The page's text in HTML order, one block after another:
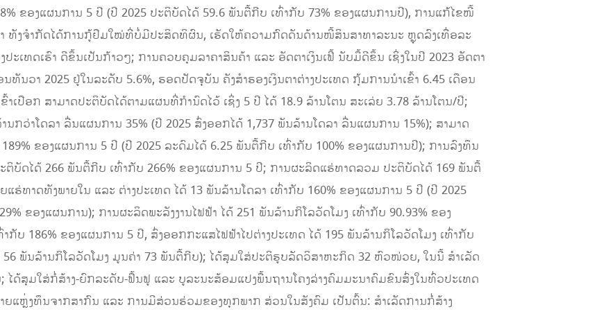
ຂອງແຜນການ 5 ປີ (ປີ 2025 ປະຕິບັດໄດ້ 59.6 ພັນຕື້ກີບ ເທົ່າກັບ 73% ຂອງແຜນການປີ), ການແກ້ໄຂໜີ້
າ ທັງຈຳກັດໄດ້ການກູ້ຢືມໃໝ່ທີ່ບໍ່ມີປະສິດທິຜົນ, ເຮັດໃຫ້ຄວາມກົດດັນດ້ານໜີ້ສິນສາທາລະນະ ຫຼຸດລົງເທື່ອລະ
ະເທດເຮົາ ດີຂຶ້ນເປັນກ້າວໆ; ການຄວບຄຸມລາຄາສິນຄ້າ ແລະ ອັດຕາເງິນເຟີ້ ນັບມື້ດີຂຶ້ນ ເຊິ່ງໃນປີ 2023 ອັດຕາ
ນທັນວາ 2025 ຢູ່ໃນລະດັບ 5.6%, ຮອດປັດຈຸບັນ ຄັງສໍາຮອງເງິນຕາຕ່າງປະເທດ ກຸ້ມການນໍາເຂົ້າ 6.45 ເດືອນ
ເປືອກ ສາມາດປະຕິບັດໄດ້ຕາມແຜນທີ່ກຳນົດໄວ້ ເຊິ່ງ 5 ປີ ໄດ້ 18.9 ລ້ານໂຕນ ສະເລ່ຍ 3.78 ລ້ານໂຕນ/ປີ;
ກວ່າໂດລາ ລື່ນແຜນການ 35% (ປີ 2025 ສົ່ງອອກໄດ້ 1,737 ພັນລ້ານໂດລາ ລື່ນແຜນການ 15%); ສາມາດ
ຂອງແຜນການ 5 ປີ (ປີ 2025 ລະດົມໄດ້ 6.25 ພັນຕື້ກີບ ເທົ່າກັບ 100% ຂອງແຜນການປີ); ການລົງທຶນ
ຕິບັດໄດ້ 266 ພັນຕື້ກີບ ເທົ່າກັບ 266% ຂອງແຜນການ 5 ປີ; ການຜະລິດແຮ່ທາດລວມ ປະຕິບັດໄດ້ 169 ພັນຕື້
ຮ່ທາດທັງພາຍໃນ ແລະ ຕ່າງປະເທດ ໄດ້ 13 ພັນລ້ານໂດລາ ເທົ່າກັບ 160% ຂອງແຜນການ 5 ປີ (ປີ 2025
ຂອງແຜນການ); ການຜະລິດພະລັງງານໄຟຟ້າ ໄດ້ 251 ພັນລ້ານກິໂລວັດໂມງ ເທົ່າກັບ 90.93% ຂອງ
ບ 186% ຂອງແຜນການ 5 ປີ, ສົ່ງອອກກະແສໄຟຟ້າໄປຕ່າງປະເທດ ໄດ້ 195 ພັນລ້ານກິໂລວັດໂມງ ເທົ່າກັບ
56 ພັນລ້ານກິໂລວັດໂມງ ມູນຄ່າ 73 ພັນຕື້ກີບ); ໄດ້ສຸມໃສ່ປະຕິຮູບລັດວິສາຫະກິດ 32 ຫົວໜ່ວຍ, ໃນນີ້ ສໍາເລັດ
ສຸມໃສ່ກໍ່ສ້າງ-ຍົກລະດັບ-ຟື້ນຟູ ແລະ ບູລະນະສ້ອມແປງພື້ນຖານໂຄງລ່າງຄົມມະນາຄົມຂົນສົ່ງໃນທົ່ວປະເທດ
ຍແຫຼ່ງທຶນຈາກສາກົນ ແລະ ການມີສ່ວນຮ່ວມຂອງທຸກພາກ ສ່ວນໃນສັງຄົມ ເປັນຕົ້ນ: ສໍາເລັດການກໍ່ສ້າງ